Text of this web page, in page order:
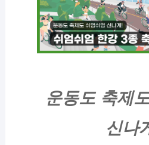
운동도 축제
신나